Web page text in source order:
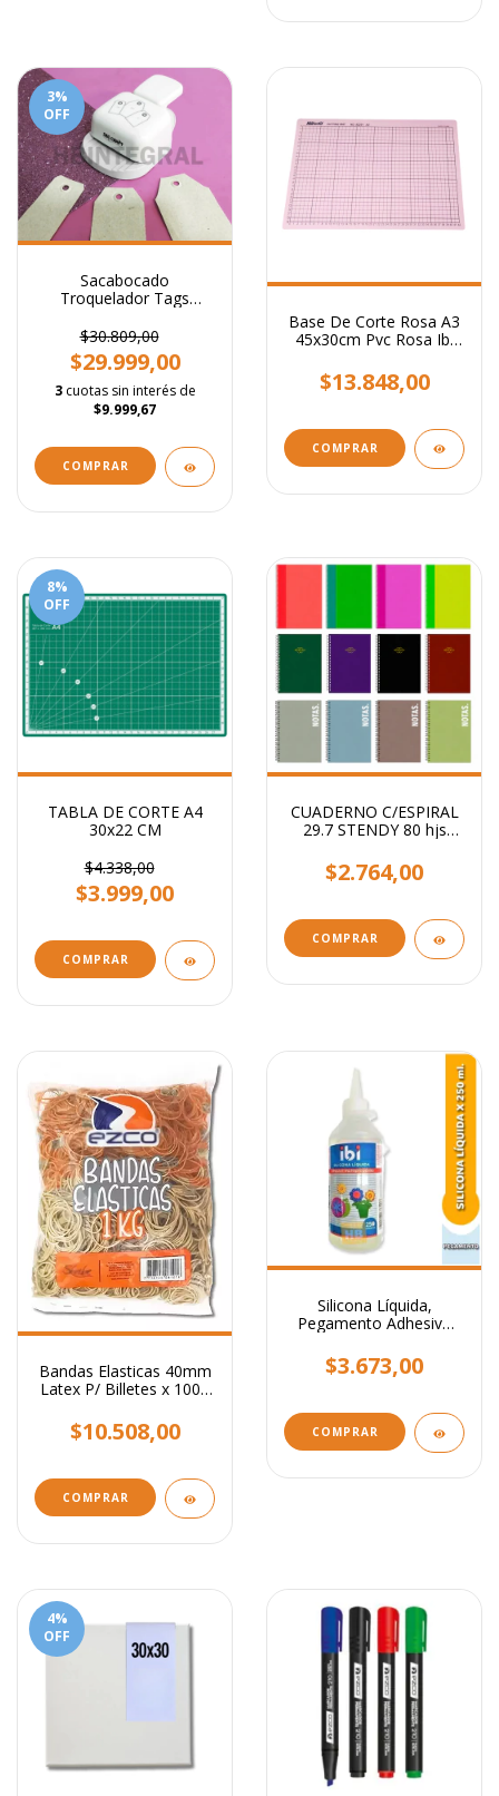
3%
OFF
Sacabocado
Troquelador Tags
Regulable
$30.809,00
$29.999,00
3 cuotas sin interés de
$9.999,67
COMPRAR
Base De Corte Rosa A3
45x30cm Pvc Rosa Ibi
$13.848,00
8%
OFF
TABLA DE CORTE A4
30x22 CM
$4.338,00
$3.999,00
CUADERNO C/ESPIRAL
29.7 STENDY 80 hjs
Surtidos
$2.764,00
COMPRAR
Bandas Elasticas 40mm
Latex P/ Billetes x 1000
$10.508,00
Silicona Líquida,
Pegamento Adhesivo
$3.673,00
4%
OFF